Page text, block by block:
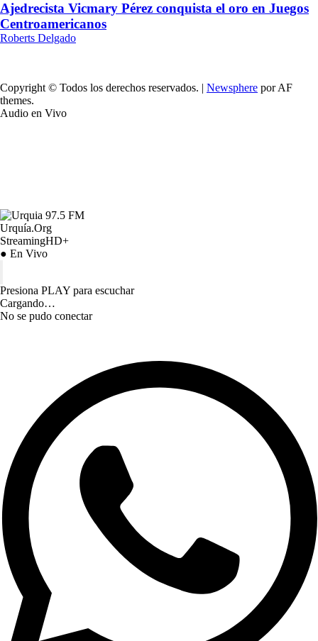
Ajedrecista Vicmary Pérez conquista el oro en Juegos
Centroamericanos
Roberts Delgado
Copyright © Todos los derechos reservados. | Newsphere por AF
themes.
Audio en Vivo
Urquía.Org
StreamingHD+
● En Vivo
Presiona PLAY para escuchar
Cargando…
No se pudo conectar